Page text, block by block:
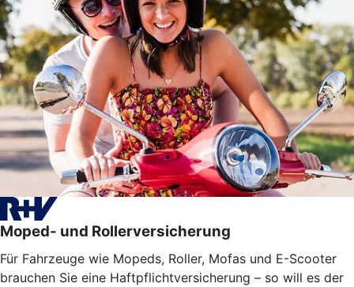
Moped- und Rollerversicherung
Für Fahrzeuge wie Mopeds, Roller, Mofas und E-Scooter
brauchen Sie eine Haftpflichtversicherung – so will es der